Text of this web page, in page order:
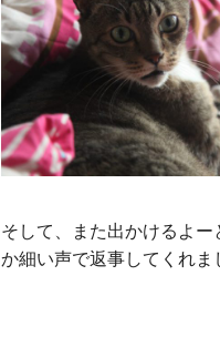
そして、また出かけるよー
か細い声で返事してくれま